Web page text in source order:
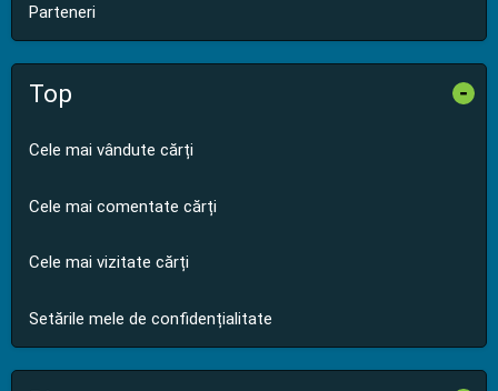
Parteneri
Top -
Cele mai vândute cărți
Cele mai comentate cărți
Cele mai vizitate cărți
Setările mele de confidențialitate